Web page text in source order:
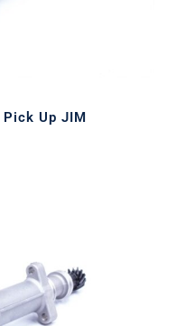
Up JIM